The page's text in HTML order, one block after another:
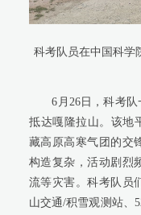
科考队员在中国科学
6月26日，科考队
抵达嘎隆拉山。该地
藏高原高寒气团的交
构造复杂，活动剧烈
流等灾害。科考队员
山交通/积雪观测站、